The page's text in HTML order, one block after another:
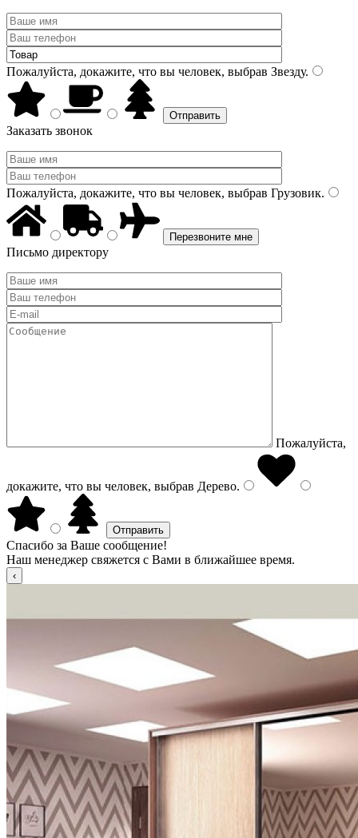
Пожалуйста, докажите, что вы человек, выбрав Звезду.
Заказать звонок
Пожалуйста, докажите, что вы человек, выбрав Грузовик.
Письмо директору
Пожалуйста,
докажите, что вы человек, выбрав Дерево.
Спасибо за Ваше сообщение!
Наш менеджер свяжется с Вами в ближайшее время.